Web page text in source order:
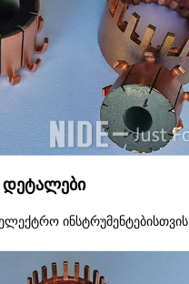
დეტალები
ინსტრუმენტებისთვის